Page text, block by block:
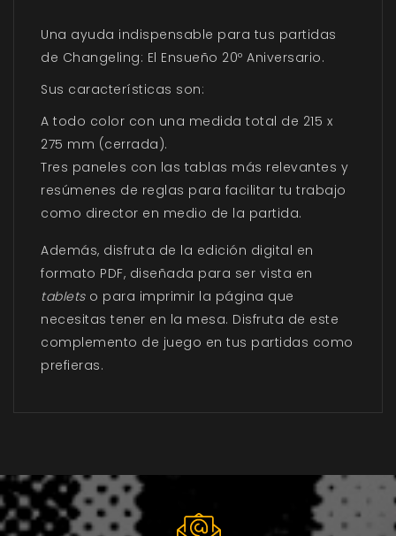
Una ayuda indispensable para tus partidas
de Changeling: El Ensueño 20º Aniversario.
Sus características son:
A todo color con una medida total de 215 x
275 mm (cerrada)​.
Tres paneles con las tablas más relevantes y
resúmenes de reglas para facilitar tu trabajo
como director en medio de la partida.
Además, disfruta de la edición digital en
formato PDF, diseñada para ser vista en
tabletso para imprimir la página que
necesitas tener en la mesa. Disfruta de este
complemento de juego en tus partidas como
prefieras.